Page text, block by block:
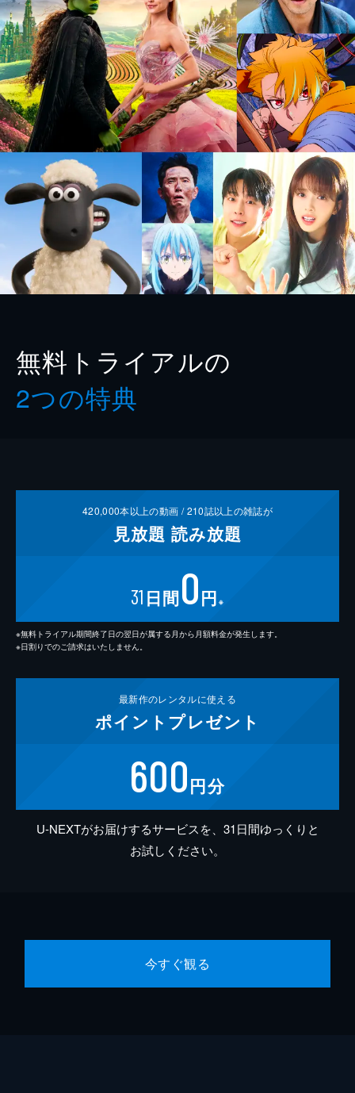
無料トライアルの
2つの特典
420,000本以上の動画 /210誌以上の雑誌が
見放題 読み放題
31 日間0円 ※
※無料トライアル期間終了日の翌日が属する月から月額料金が発生します。
※日割りでのご請求はいたしません。
最新作のレンタルに使える
ポイント プレゼント
600円分
U-NEXTがお届けするサービスを、31日間ゆっくりと
お試しください。
今すぐ観る